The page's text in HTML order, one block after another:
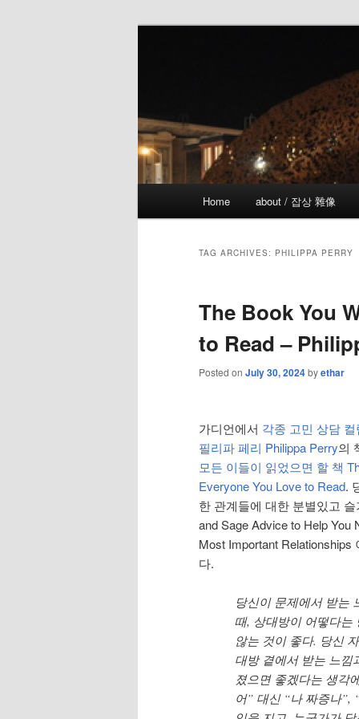
Home about / 잡상 雜像
TAG ARCHIVES: PHILIPPA PERRY
The Book You
to Read –
Posted on July 30, 2024byethar
가디언에서 각종 고민 상담 컬
필리파 페리 Philippa Perry의
모든 이들이 읽었으면 할 책
Everyone You Love to Read.
한 관계들에 대한 분별있고
and Sage Advice to Help You
Most Important Relationships
다.
당신이 문제에서 받는
때, 상대방이 어떻다는
않는 것이 좋다. 당신
대방 곁에서 받는 느낌
졌으면 좋겠다는 생각
어” 대신 “나 짜증나”,